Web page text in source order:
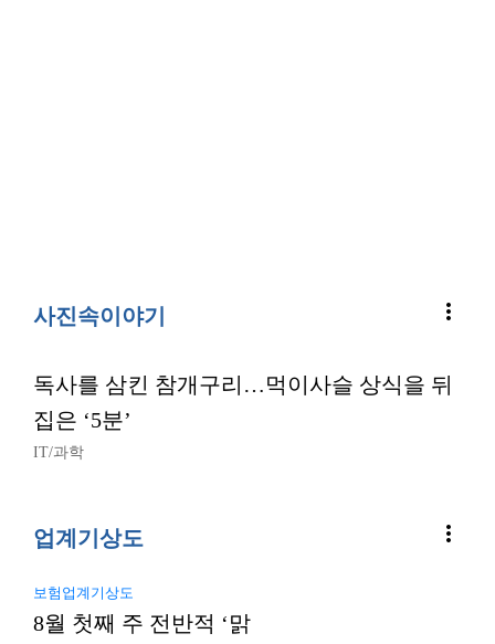
사진속이야기 more_vert
독사를 삼킨 참개구리…먹이사슬 상식을 뒤
집은 ‘5분’
IT/과학
업계기상도 more_vert
보험업계기상도
8월 첫째 주 전반적 ‘맑